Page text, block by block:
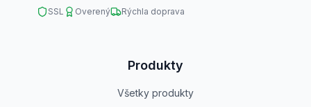
SSL Overený Rýchla doprava
Produkty
Všetky produkty